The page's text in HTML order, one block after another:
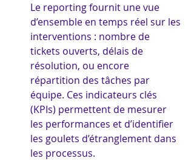
Le reporting fournit une vue
d’ensemble en temps réel sur les
interventions : nombre de
tickets ouverts, délais de
résolution, ou encore
répartition des tâches par
équipe. Ces indicateurs clés
(KPIs) permettent de mesurer
les performances et d’identifier
les goulets d’étranglement dans
les processus.